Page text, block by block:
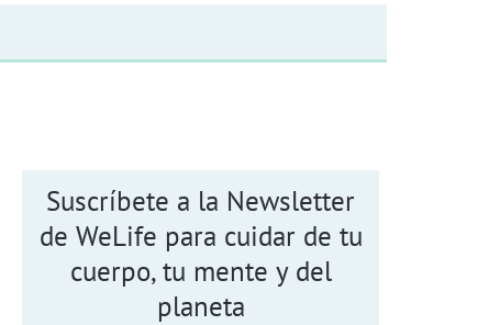
Suscríbete a la Newsletter
de WeLife para cuidar de tu
cuerpo, tu mente y del
planeta